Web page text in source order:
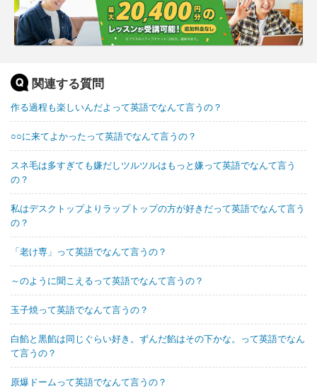
関連する質問
作る過程も楽しいんだよって英語でなんて言うの？
○○に来てよかったって英語でなんて言うの？
スネ毛は多すぎても嫌だしツルツルはもっと嫌って英語でなんて言う
の？
私はデスクトップよりラップトップの方が好きだって英語でなんて言う
の？
「老け専」って英語でなんて言うの？
～のように聞こえるって英語でなんて言うの？
玉子焼って英語でなんて言うの？
白餡と黒餡は同じぐらい好き。ずんだ餡はその下かな。って英語でなん
て言うの？
原爆ドームって英語でなんて言うの？